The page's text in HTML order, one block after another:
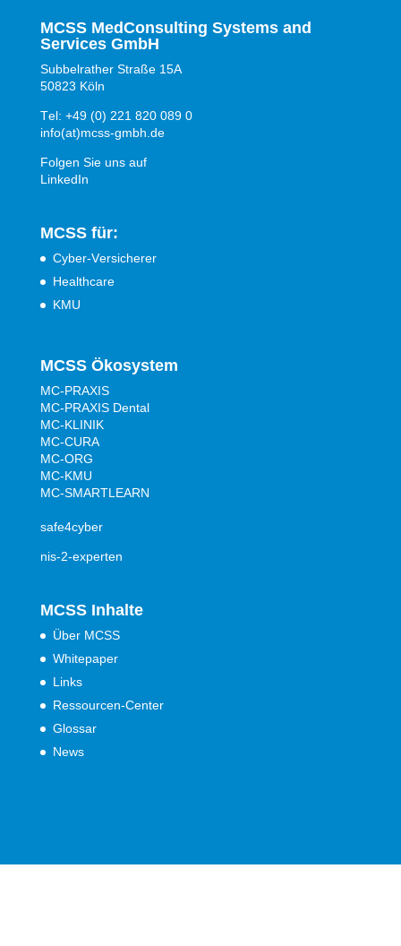
MCSS MedConsulting Systems and
Services GmbH
Subbelrather Straße 15A
50823 Köln
Tel: +49 (0) 221 820 089 0
info(at)mcss-gmbh.de
Folgen Sie uns auf
LinkedIn
MCSS für:
Cyber-Versicherer
Healthcare
KMU
MCSS Ökosystem
MC-PRAXIS
MC-PRAXIS Dental
MC-KLINIK
MC-CURA
MC-ORG
MC-KMU
MC-SMARTLEARN
safe4cyber
nis-2-experten
MCSS Inhalte
Über MCSS
Whitepaper
Links
Ressourcen-Center
Glossar
News